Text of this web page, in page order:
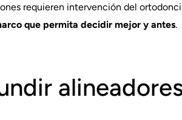
requieren intervención del
que permita decidir mejor y antes.